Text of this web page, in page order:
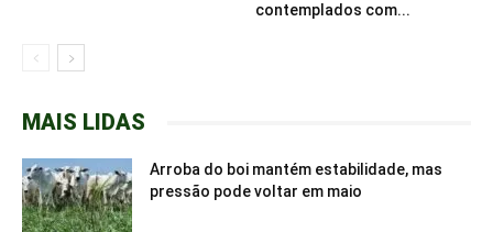
contemplados com...
MAIS LIDAS
Arroba do boi mantém estabilidade, mas
pressão pode voltar em maio